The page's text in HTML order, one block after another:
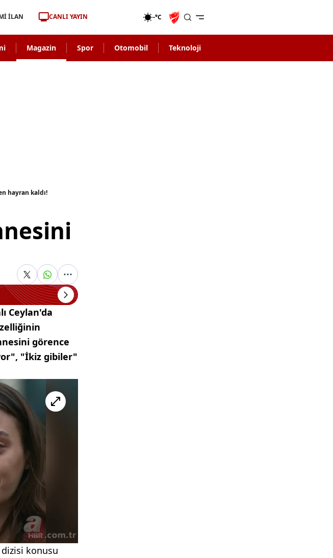
İLAN CANLI YAYIN -°C
Magazin Spor Otomobil Teknoloji
hayran kaldı!
Ceylan'da
görence
"İkiz gibiler"
dizisi konusu